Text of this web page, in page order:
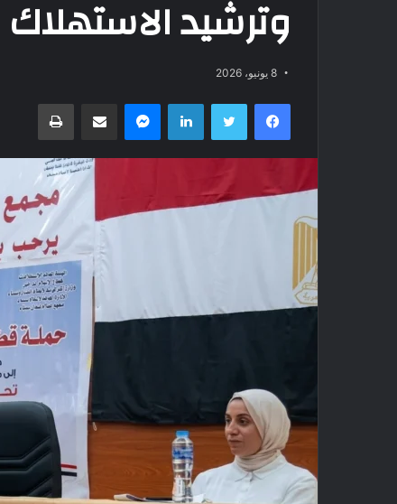
وترشيد
8 يونيو، 2026
فيسبوك تويتر لينكدإن ماسنجر مشاركة عبر البريد طباعة